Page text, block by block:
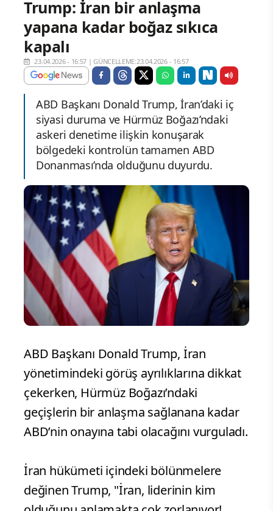
Trump: İran bir anlaşma
yapana kadar boğaz sıkıca
kapalı
23.04.2026 - 16:57 |GÜNCELLEME:23.04.2026 - 16:57
ABD Başkanı Donald Trump, İran’daki iç
siyasi duruma ve Hürmüz Boğazı’ndaki
askeri denetime ilişkin konuşarak
bölgedeki kontrolün tamamen ABD
Donanması’nda olduğunu duyurdu.
ABD Başkanı Donald Trump, İran
yönetimindeki görüş ayrılıklarına dikkat
çekerken, Hürmüz Boğazı’ndaki
geçişlerin bir anlaşma sağlanana kadar
ABD’nin onayına tabi olacağını vurguladı.
İran hükümeti içindeki bölünmelere
değinen Trump, "İran, liderinin kim